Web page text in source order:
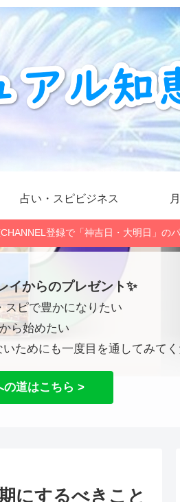
占い・スピビジネス
登録で「神吉日・大明日」の
イからのプレゼント✨
スピで豊かになりたい
ら始めたい
ためにも一度目を通してみてく
の道はこちら >
にするべきこと